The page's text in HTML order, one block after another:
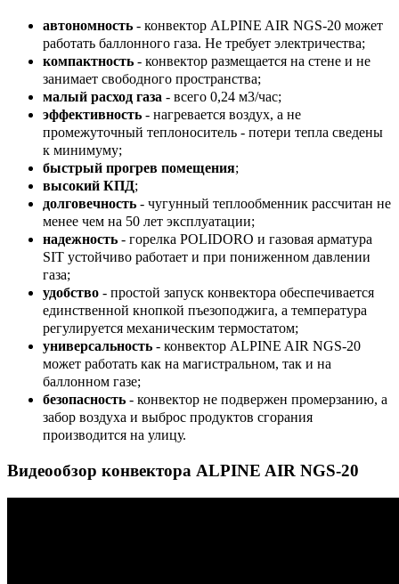
автономность - конвектор ALPINE AIR NGS-20 может
работать баллонного газа. Не требует электричества;
компактность - конвектор размещается на стене и не
занимает свободного пространства;
малый расход газа - всего 0,24 м3/час;
эффективность - нагревается воздух, а не
промежуточный теплоноситель - потери тепла сведены
к минимуму;
быстрый прогрев помещения;
высокий КПД;
долговечность - чугунный теплообменник рассчитан не
менее чем на 50 лет эксплуатации;
надежность - горелка POLIDORO и газовая арматура
SIT устойчиво работает и при пониженном давлении
газа;
удобство - простой запуск конвектора обеспечивается
единственной кнопкой пъезоподжига, а температура
регулируется механическим термостатом;
универсальность - конвектор ALPINE AIR NGS-20
может работать как на магистральном, так и на
баллонном газе;
безопасность - конвектор не подвержен промерзанию, а
забор воздуха и выброс продуктов сгорания
производится на улицу.
Видеообзор конвектора ALPINE AIR NGS-20